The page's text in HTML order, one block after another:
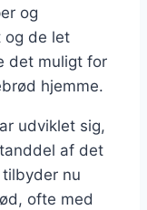
og
og de let
det muligt for
hjemme.
udviklet sig,
af det
nu
ofte med